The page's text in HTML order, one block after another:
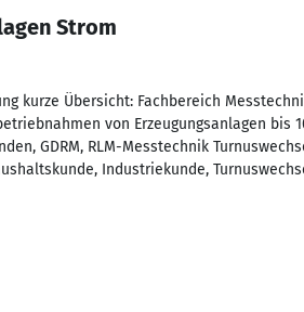
Strom
kurze Übersicht: Fachbereich
von Erzeugungsanlagen bis
GDRM, RLM-Messtechnik
Industriekunde,